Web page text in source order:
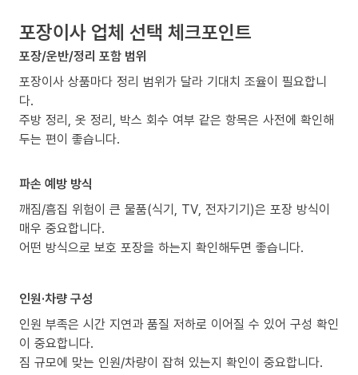
포장이사 업체 선택 체크포인트
포장/운반/정리 포함 범위
포장이사 상품마다 정리 범위가 달라 기대치 조율이 필요합니
다.
주방 정리, 옷 정리, 박스 회수 여부 같은 항목은 사전에 확인해
두는 편이 좋습니다.
파손 예방 방식
깨짐/흠집 위험이 큰 물품(식기, TV, 전자기기)은 포장 방식이
매우 중요합니다.
어떤 방식으로 보호 포장을 하는지 확인해두면 좋습니다.
인원·차량 구성
인원 부족은 시간 지연과 품질 저하로 이어질 수 있어 구성 확인
이 중요합니다.
짐 규모에 맞는 인원/차량이 잡혀 있는지 확인이 중요합니다.